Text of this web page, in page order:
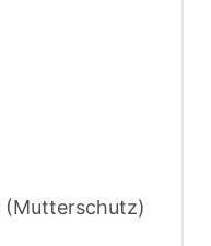
(Mutterschutz)